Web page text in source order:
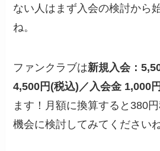
ない人はまず入会の検討から
ね。
ファンクラブは新規入会：
4,500円(税込)／入会金 1,000
ます！月額に換算すると380
機会に検討してみてくださいね